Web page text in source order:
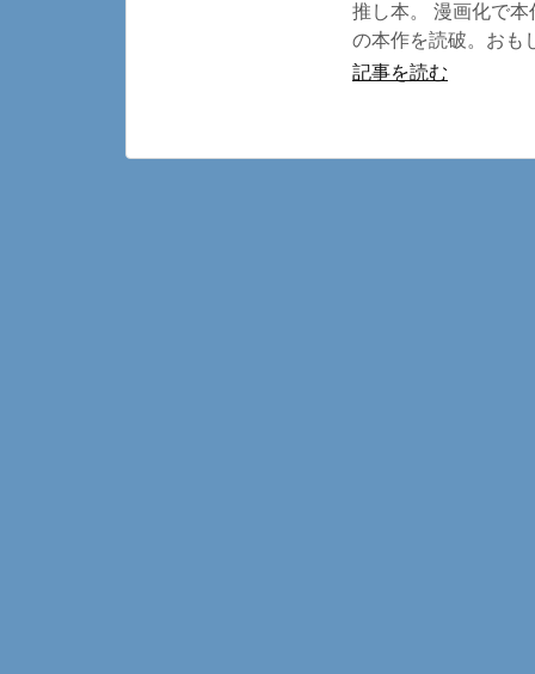
推し本。 漫画化で
の本作を読破。おも
記事を読む